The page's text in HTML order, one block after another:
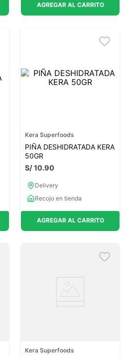
AGREGAR AL CARRITO
Kera Superfoods
PIÑA DESHIDRATADA KERA
50GR
S/10.90
Delivery
Recojo en tienda
AGREGAR AL CARRITO
Kera Superfoods